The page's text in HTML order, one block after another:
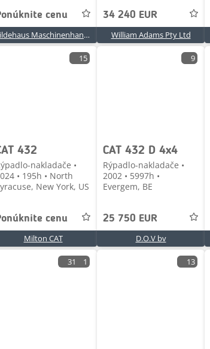
cenu
Gildehaus Maschinenhandel
34 240 EUR
William Adams Pty Ltd
15
432
nakladače •
• 195h • North
New York, US
cenu
Milton CAT
9
CAT 432 D 4x4
Rýpadlo-nakladače •
2002 • 5997h •
Evergem, BE
25 750 EUR
D.O.V bv
31 1 13